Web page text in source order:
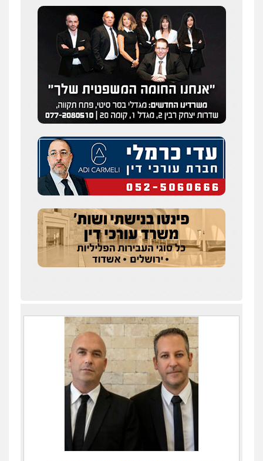
משפט פלילי ייצוג שוטרים וסוהרים חיילים
ועדות חקירה
0546312410
עו"ד מאור שגב
פלילי פשיעה חמורה מעצרים וחקירות
0546680127
עו"ד שנהב אילון
פלילי פשיעה חמורה חקירות ומעצרים